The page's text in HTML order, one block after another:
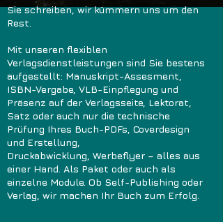
Sie schreiben, wir kümmern uns um den
Rest.
Mit unseren flexiblen
Verlagsdienstleistungen sind Sie bestens
aufgestellt: Manuskript-Assesment,
ISBN-Vergabe, VLB-Einpflegung und
Präsenz auf der Verlagsseite, Lektorat,
Satz oder auch nur die technische
Prüfung Ihres Buch-PDFs, Coverdesign
und Erstellung,
Druckabwicklung, Werbeflyer – alles aus
einer Hand. Als Paket oder auch als
einzelne Module. Ob Self-Publishing oder
Verlag, wir machen Ihr Buch zum Erfolg.